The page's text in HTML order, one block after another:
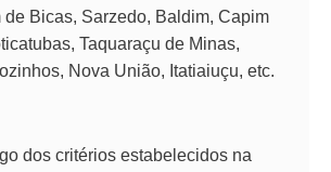
de Bicas, Sarzedo, Baldim, Capim
Taquaraçu de Minas,
Nova União, Itatiaiuçu, etc.
dos critérios estabelecidos na